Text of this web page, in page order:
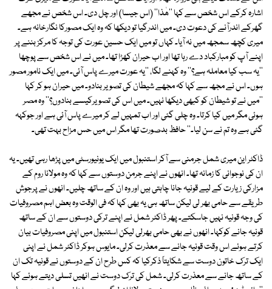
اشارہ کرکے اس شخص سے کہا ''ھٰذا'' (اس جیسا) اور چل دی۔ اس شخص نے مجھے
گھرکے اندرآنے کی دعوت دی۔ میں اندرگیا تو دیکھا کہ وہ ایک مصورکا نگارخانہ ہے۔
میری کچھ سمجھ میں نہ آیا۔ کہاں تو میں ایک حسین عورت کی توجہ کا مرکز بننے پر
اپنے آپ کو مبارکباد دے رہا تھا اور اب حیران کھڑا تھا۔ میں نے اس شخص سے پوچھا
''یہ سب کیا معاملہ ہے؟'' وہ کہنے لگا، ''یہ عورت میرے پاس آئی۔ میں ایک نامور مصور
ہوں۔ اس نے مجھ سے کہا کہ مجھے شیطان کی تصویر بنادو۔ میں حیران ہو کر کہا
''میں نے تو شیطان کو کبھی دیکھا نہیں۔ میں اس کی تصویرکیسے بنادوں؟'' وہ مصر
ہوئی مگر میں کیا کرتا۔ وہ چلی گئی اور اب تمہیں لے کر میرے پاس آئی ہے اور جوکہہ
گئی ہے وہ تم نے سن لیا۔'' حافظ بدصورت تھا مگر اس میں حس مزاح بہت تھی۔
ڈاکٹر این میری شمل جرمنی سے آکر استنبول میں ایک یونیورسٹی میں پڑھا رہی تھیں۔ یہ
ان کی نوجوانی کا زمانہ تھا۔ انھوں نے اپنے جرمن دوستوں سے کہا کہ وہ مولانا روم کے
مزارکی زیارت کے لیے قونیہ جانا چاہتی ہیں اور وہ ان کے ساتھ چلیں۔ انھوں نے پرجوش
طریقے سے حامی بھر لی لیکن ساتھ ہی یہ بھی کہا کہ فی الوقت وہ بعض اہم مصروفیات
کی وجہ قونیہ نہیں جاسکتے۔ پھر ڈاکٹر شمل نے اپنے ترکی دوستوں سے ان کے ساتھ
قونیہ جانے کوکہا۔ انھوں نے بھی حامی بھرلی لیکن استنبول میں اپنی مصروفیات بیان
کرتے ہوئے اس وقت قونیہ جانے سے معذرت کرلی۔ مایوس ہوکر ڈاکٹر شمل نے اپنی
ایک ترک خاتون دوست سے شکایتاً ذکرکیا کہ کس طرح ان کے دوستوں نے قونیہ تک ان
کے ساتھ جانے سے معذرت کرلی۔ شمل کی ترک دوست نے انھیں تسلی دیتے ہوئے کہا